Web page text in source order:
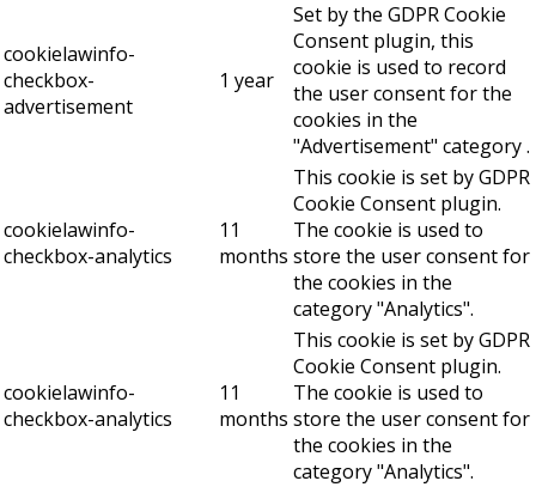
cookielawinfo-
checkbox-
advertisement
1 year
Set by the GDPR Cookie
Consent plugin, this
cookie is used to record
the user consent for the
cookies in the
"Advertisement" category .
cookielawinfo-
checkbox-analytics
11
months
This cookie is set by GDPR
Cookie Consent plugin.
The cookie is used to
store the user consent for
the cookies in the
category "Analytics".
cookielawinfo-
checkbox-analytics
11
months
This cookie is set by GDPR
Cookie Consent plugin.
The cookie is used to
store the user consent for
the cookies in the
category "Analytics".